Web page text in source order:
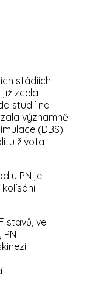
stádiích
již zcela
studií na
významně
(DBS)
života
u PN je
stavů, ve